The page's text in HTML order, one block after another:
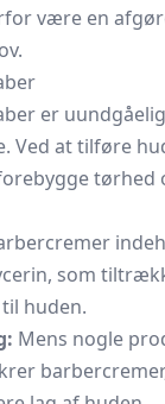
være en
er
Ved at tilføre
tørhed
som
huden.
Mens nogle